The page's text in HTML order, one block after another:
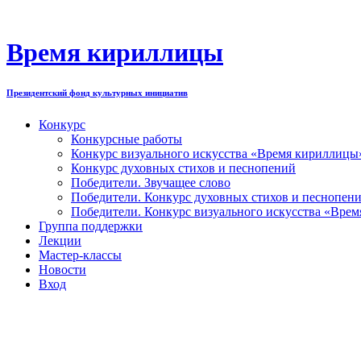
содержимому
Время кириллицы
Президентский фонд культурных инициатив
Конкурс
Конкурсные работы
Конкурс визуального искусства «Время
Конкурс духовных стихов и песнопений
Победители. Звучащее слово
Победители. Конкурс духовных стихов и
Победители. Конкурс визуального искусства
Группа поддержки
Лекции
Мастер-классы
Новости
Вход